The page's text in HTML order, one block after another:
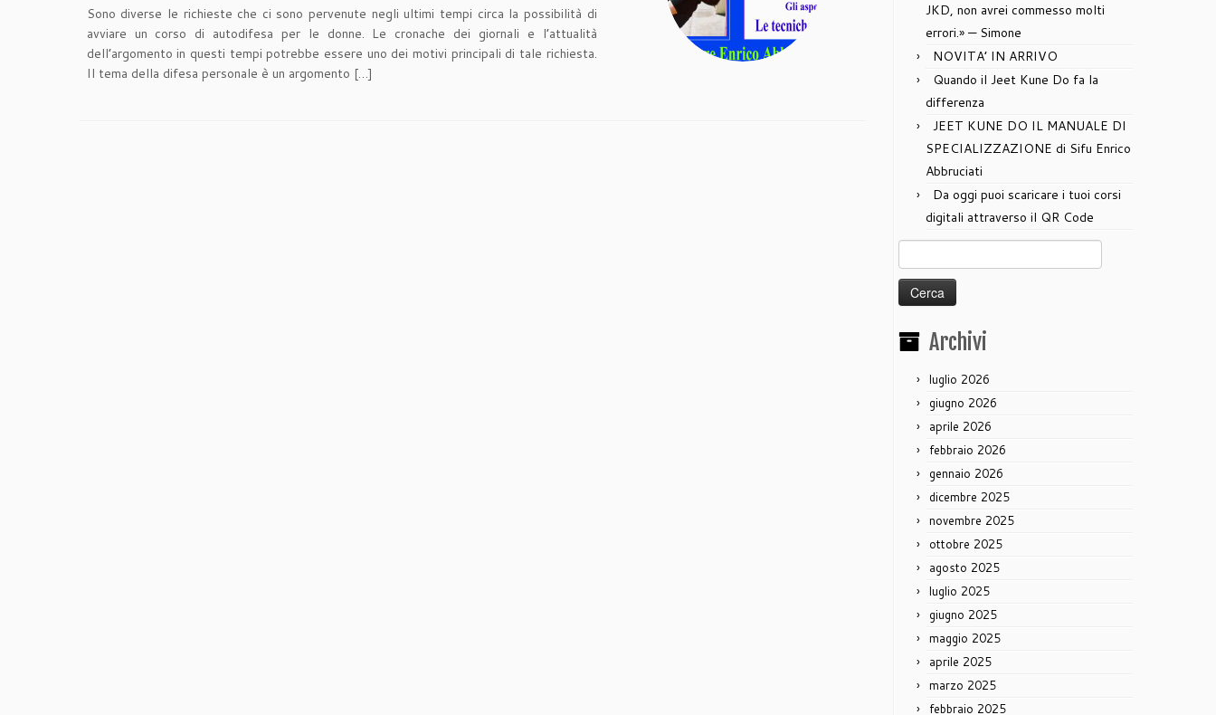
Sono diverse le richieste che ci sono pervenute negli ultimi tempi circa la possibilità di
avviare un corso di autodifesa per le donne. Le cronache dei giornali e l’attualità
dell’argomento in questi tempi potrebbe essere uno dei motivi principali di tale richiesta.
Il tema della difesa personale è un argomento […]
JKD, non avrei commesso molti
errori.» — Simone
NOVITA’ IN ARRIVO
Quando il Jeet Kune Do fa la
differenza
JEET KUNE DO IL MANUALE DI
SPECIALIZZAZIONE di Sifu Enrico
Abbruciati
Da oggi puoi scaricare i tuoi corsi
digitali attraverso il QR Code
per:
Archivi
luglio 2026
giugno 2026
aprile 2026
febbraio 2026
gennaio 2026
dicembre 2025
novembre 2025
ottobre 2025
agosto 2025
luglio 2025
giugno 2025
maggio 2025
aprile 2025
marzo 2025
febbraio 2025